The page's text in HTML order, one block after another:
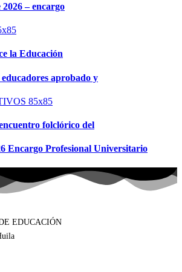
– encargo
la Educación
aprobado y
folclórico del
Encargo Profesional Universitario
EDUCACIÓN